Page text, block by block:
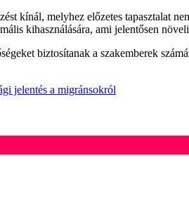
kínál, melyhez előzetes tapasztalat
kihasználására, ami jelentősen
biztosítanak a szakemberek
jelentés a migránsokról